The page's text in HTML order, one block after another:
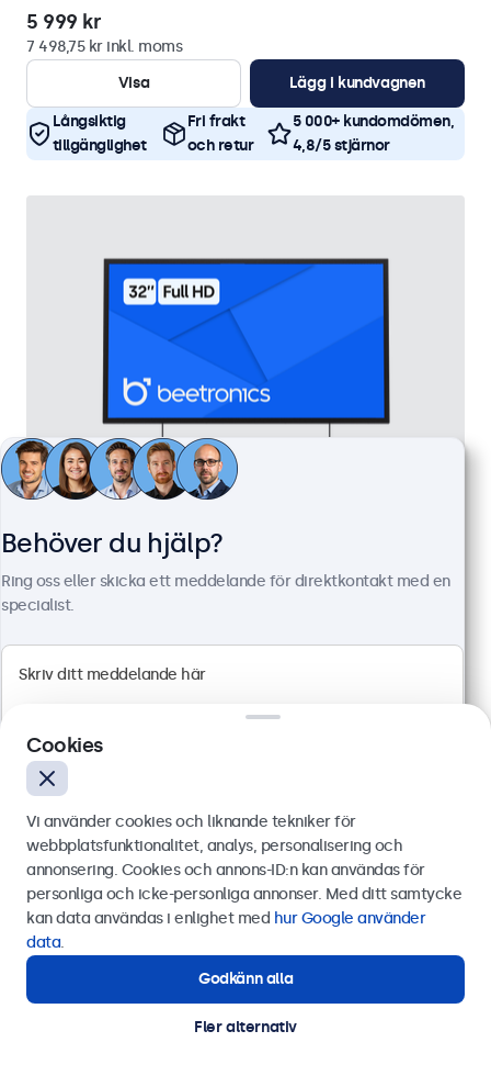
5 999 kr
7 498,75 kr inkl. moms
Visa
Lägg i kundvagnen
Långsiktig
tillgänglighet
Fri frakt
och retur
5 000+ kundomdömen,
4,8/5 stjärnor
32 Tums Bildskärm, Metall
100+ i lager
1920 x 1080 upplösning (Full HD)
Montering: skrivbord, inbyggd, vägg
Yttermått: 726 x 420 x 42 mm
6 599 kr
8 248,75 kr inkl. moms
Visa
Lägg i kundvagnen
Behöver du hjälp?
Ring oss eller skicka ett meddelande för direktkontakt med en
specialist.
Skicka
Kontakta våra experter.
Cookies
Vi använder cookies och liknande tekniker för
webbplatsfunktionalitet, analys, personalisering och
annonsering. Cookies och annons-ID:n kan användas för
personliga och icke-personliga annonser. Med ditt samtycke
kan data användas i enlighet med hur Google använder
data.
Godkänn alla
Fler alternativ